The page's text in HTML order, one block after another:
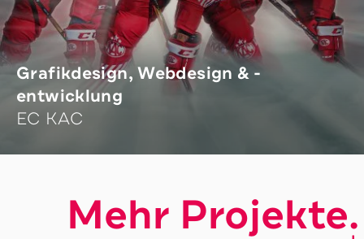
Grafikdesign, Webdesign & -
entwicklung
EC KAC
Mehr Projekte.